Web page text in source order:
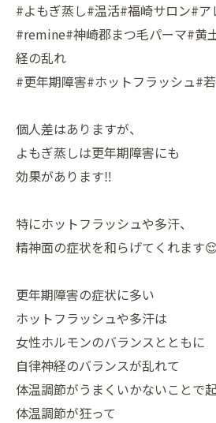
#よもぎ蒸し#温活#福崎サロン#ア
#remine#神崎郡まつ毛パーマ#黄
経の乱れ
#更年期障害#ホットフラッシュ#
個人差はありますが、
よもぎ蒸しは更年期障害にも
効果があります‼️
特にホットフラッシュや多汗、
精神面の症状を和らげてくれます
更年期障害の症状に多い
ホットフラッシュや多汗は
女性ホルモンのバランスとともに
自律神経のバランスが乱れて
体温調節がうまくいかないことで
体温調節が狂って